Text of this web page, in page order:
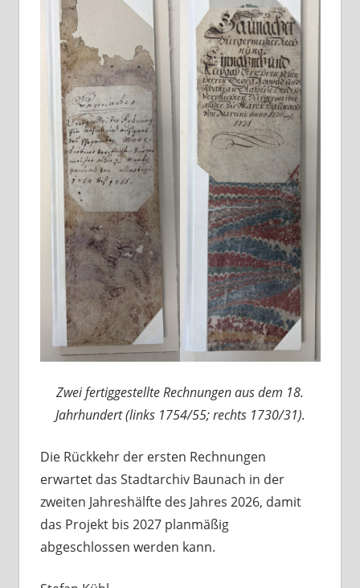
Zwei fertiggestellte Rechnungen aus dem 18.
Jahrhundert (links 1754/55; rechts 1730/31).
Die Rückkehr der ersten Rechnungen
erwartet das Stadtarchiv Baunach in der
zweiten Jahreshälfte des Jahres 2026, damit
das Projekt bis 2027 planmäßig
abgeschlossen werden kann.